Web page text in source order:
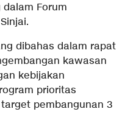
Forum
dibahas dalam rapat
kawasan
kebijakan
prioritas
pembangunan 3